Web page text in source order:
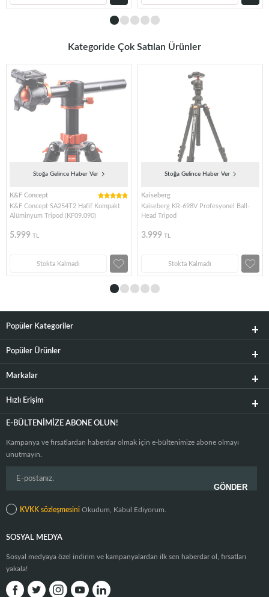
Kategoride Çok Satılan Ürünler
Stoğa Gelince Haber Ver
K&F Concept
K&F Concept SA254T2 Hafif Kompakt
Alüminyum Tripod (KF09.090)
5.999 TL
Stokta Kalmadı
Stoğa Gelince Haber Ver
Kaiseberg
Kaiseberg KR-698V Profesyonel Ball-
Head Tripod
3.999 TL
Stokta Kalmadı
Popüler Kategoriler
Popüler Ürünler
Markalar
Hızlı Erişim
E-BÜLTENIMIZE ABONE OLUN!
Kampanya ve fırsatlardan haberdar olmak için e-bültenimize abone olmayı
unutmayın.
KVKK sözleşmesini Okudum, Kabul Ediyorum.
SOSYAL MEDYA
Sosyal medyaya özel indirim ve kampanyalardan ilk sen haberdar ol, fırsatları
yakala!